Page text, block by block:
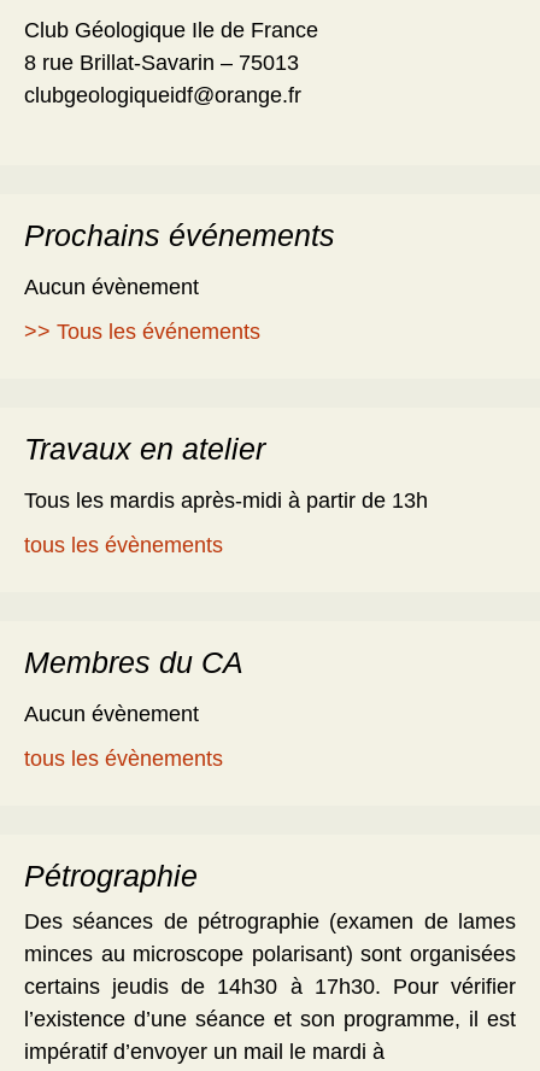
Club Géologique Ile de France
8 rue Brillat-Savarin – 75013
clubgeologiqueidf@orange.fr
Prochains événements
Aucun évènement
>> Tous les événements
Travaux en atelier
Tous les mardis après-midi à partir de 13h
tous les évènements
Membres du CA
Aucun évènement
tous les évènements
Pétrographie
Des séances de pétrographie (examen de lames
minces au microscope polarisant) sont organisées
certains jeudis de 14h30 à 17h30. Pour vérifier
l’existence d’une séance et son programme, il est
impératif d’envoyer un mail le mardi à